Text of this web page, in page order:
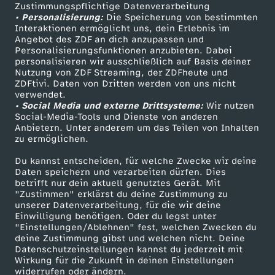
Zustimmungspflichtige Datenverarbeitung
• Personalisierung:Die Speicherung von bestimmten
Interaktionen ermöglicht uns, dein Erlebnis im
Angebot des ZDF an dich anzupassen und
Personalisierungsfunktionen anzubieten. Dabei
personalisieren wir ausschließlich auf Basis deiner
Nutzung von ZDF Streaming, der ZDFheute und
ZDFtivi. Daten von Dritten werden von uns nicht
verwendet.
• Social Media und externe Drittsysteme:Wir nutzen
Social-Media-Tools und Dienste von anderen
Anbietern. Unter anderem um das Teilen von Inhalten
zu ermöglichen.
Du kannst entscheiden, für welche Zwecke wir deine
Daten speichern und verarbeiten dürfen. Dies
betrifft nur dein aktuell genutztes Gerät. Mit
"Zustimmen" erklärst du deine Zustimmung zu
unserer Datenverarbeitung, für die wir deine
Einwilligung benötigen. Oder du legst unter
"Einstellungen/Ablehnen" fest, welchen Zwecken du
deine Zustimmung gibst und welchen nicht. Deine
Datenschutzeinstellungen kannst du jederzeit mit
Wirkung für die Zukunft in deinen Einstellungen
widerrufen oder ändern.
c
h
t
t
e
r
v
i
e
w
s
-
F
a
m
i
l
i
e
v
e
s
-
d
i
e
t
ä
g
p
e
z
i
a
l
-
d
i
e
E
i
n
z
e
s
i
s
t
L
e
b
e
n
t
a
u
s
e
r
H
ö
e
r
h
i
f
f
s
G
u
i
d
e
t
o
M
E
i
n
z
e
l
d
o
k
c
h
l
a
c
h
t
7
–
P
o
l
i
z
e
i
a
h
l
-
ö
d
l
i
e
r
w
a
c
h
e
n
!
Livestreams
Sendungen A-Z
TV-Programm
Zuschauerservice
Hilfe
ZDF Unternehmen
Karriere
ZDF goes Schule
Werbefernsehen
Mainzelmännchen